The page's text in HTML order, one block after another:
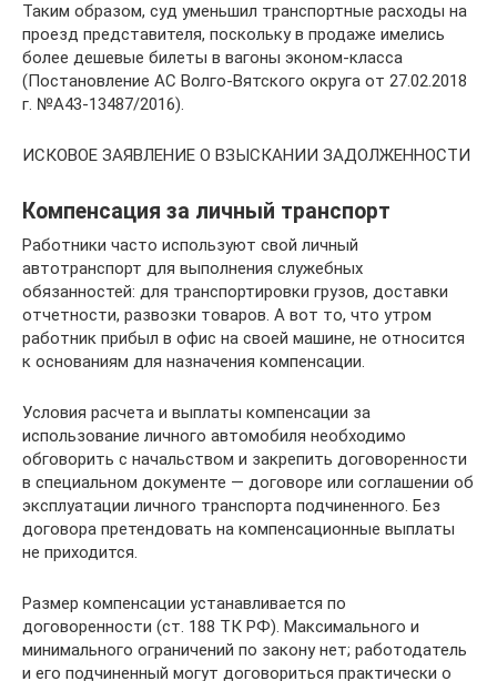
Таким образом, суд уменьшил транспортные расходы на
проезд представителя, поскольку в продаже имелись
более дешевые билеты в вагоны эконом-класса
(Постановление АС Волго-Вятского округа от 27.02.2018
г. №А43-13487/2016).
ИСКОВОЕ ЗАЯВЛЕНИЕ О ВЗЫСКАНИИ ЗАДОЛЖЕННОСТИ
Компенсация за личный транспорт
Работники часто используют свой личный
автотранспорт для выполнения служебных
обязанностей: для транспортировки грузов, доставки
отчетности, развозки товаров. А вот то, что утром
работник прибыл в офис на своей машине, не относится
к основаниям для назначения компенсации.
Условия расчета и выплаты компенсации за
использование личного автомобиля необходимо
обговорить с начальством и закрепить договоренности
в специальном документе — договоре или соглашении об
эксплуатации личного транспорта подчиненного. Без
договора претендовать на компенсационные выплаты
не приходится.
Размер компенсации устанавливается по
договоренности (ст. 188 ТК РФ). Максимального и
минимального ограничений по закону нет; работодатель
и его подчиненный могут договориться практически о